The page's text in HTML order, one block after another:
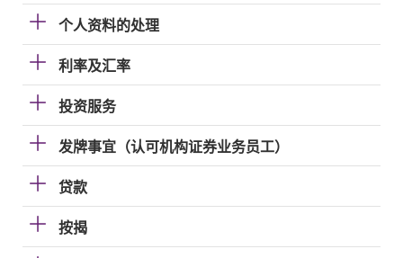
个人资料的处理
利率及汇率
投资服务
发牌事宜（认可机构证券业务员工）
贷款
按揭